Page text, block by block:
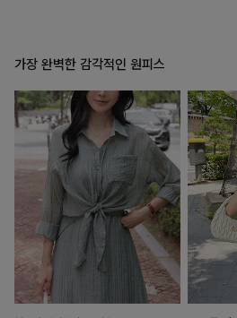
가장 완벽한 감각적인 원피스